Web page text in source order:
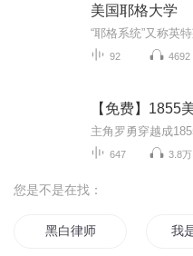
美国耶格大学
92 4692
【免费】1855
647 3.8万
您是不是在找：
黑白律师 我